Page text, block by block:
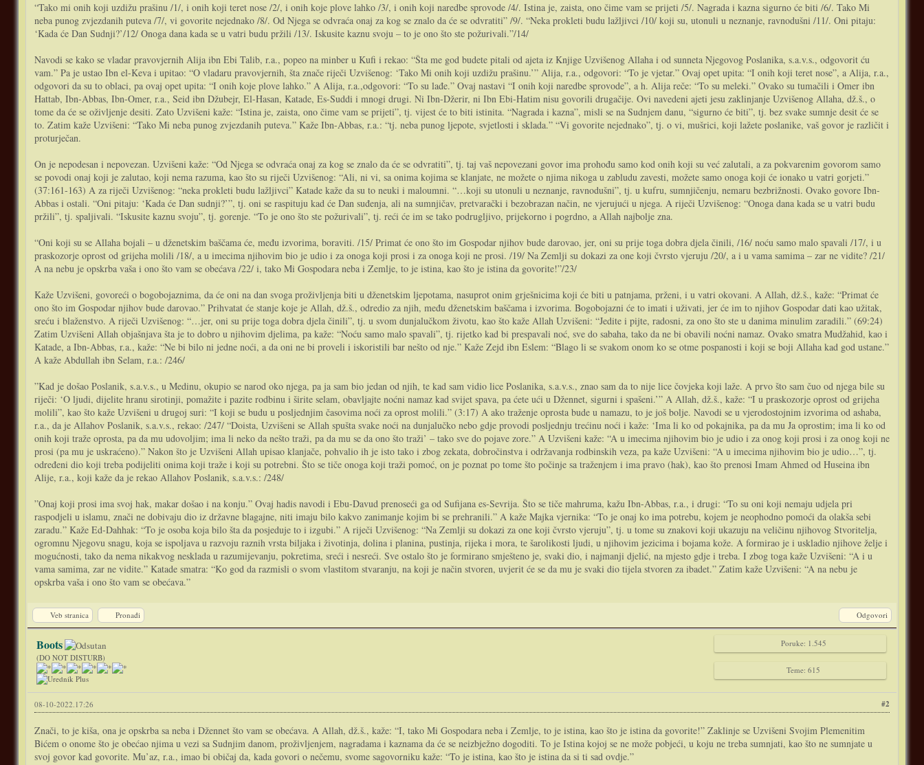
“Tako mi onih koji uzdižu prašinu /1/, i onih koji teret nose /2/, i onih koje plove lahko /3/, i onih koji naredbe sprovode /4/. Istina je, zaista, ono čime vam se prijeti /5/. Nagrada i kazna sigurno će biti /6/. Tako Mi
neba punog zvjezdanih puteva /7/, vi govorite nejednako /8/. Od Njega se odvraća onaj za kog se znalo da će se odvratiti” /9/. “Neka prokleti budu lažljivci /10/ koji su, utonuli u neznanje, ravnodušni /11/. Oni pitaju:
‘Kada će Dan Sudnji?’/12/ Onoga dana kada se u vatri budu pržili /13/. Iskusite kaznu svoju – to je ono što ste požurivali.”/14/
Navodi se kako se vladar pravovjernih Alija ibn Ebi Talib, r.a., popeo na minber u Kufi i rekao: “Šta me god budete pitali od ajeta iz Knjige Uzvišenog Allaha i od sunneta Njegovog Poslanika, s.a.v.s., odgovorit ću
vam.” Pa je ustao Ibn el-Keva i upitao: “O vladaru pravovjernih, šta znače riječi Uzvišenog: ‘Tako Mi onih koji uzdižu prašinu.’” Alija, r.a., odgovori: “To je vjetar.” Ovaj opet upita: “I onih koji teret nose”, a Alija, r.a.,
odgovori da su to oblaci, pa ovaj opet upita: “I onih koje plove lahko.” A Alija, r.a.,odgovori: “To su lađe.” Ovaj nastavi “I onih koji naredbe sprovode”, a h. Alija reče: “To su meleki.” Ovako su tumačili i Omer ibn
Hattab, Ibn-Abbas, Ibn-Omer, r.a., Seid ibn Džubejr, El-Hasan, Katade, Es-Suddi i mnogi drugi. Ni Ibn-Džerir, ni Ibn Ebi-Hatim nisu govorili drugačije. Ovi navedeni ajeti jesu zaklinjanje Uzvišenog Allaha, dž.š., o
tome da će se oživljenje desiti. Zato Uzvišeni kaže: “Istina je, zaista, ono čime vam se prijeti”, tj. vijest će to biti istinita. “Nagrada i kazna”, misli se na Sudnjem danu, “sigurno će biti”, tj. bez svake sumnje desit će se
to. Zatim kaže Uzvišeni: “Tako Mi neba punog zvjezdanih puteva.” Kaže Ibn-Abbas, r.a.: “tj. neba punog ljepote, svjetlosti i sklada.” “Vi govorite nejednako”, tj. o vi, mušrici, koji lažete poslanike, vaš govor je različit i
proturječan.
On je nepodesan i nepovezan. Uzvišeni kaže: “Od Njega se odvraća onaj za kog se znalo da će se odvratiti”, tj. taj vaš nepovezani govor ima prohođu samo kod onih koji su već zalutali, a za pokvarenim govorom samo
se povodi onaj koji je zalutao, koji nema razuma, kao što su riječi Uzvišenog: “Ali, ni vi, sa onima kojima se klanjate, ne možete o njima nikoga u zabludu zavesti, možete samo onoga koji će ionako u vatri gorjeti.”
(37:161-163) A za riječi Uzvišenog: “neka prokleti budu lažljivci” Katade kaže da su to neuki i maloumni. “…koji su utonuli u neznanje, ravnodušni”, tj. u kufru, sumnjičenju, nemaru bezbrižnosti. Ovako govore Ibn-
Abbas i ostali. “Oni pitaju: ‘Kada će Dan sudnji?’”, tj. oni se raspituju kad će Dan suđenja, ali na sumnjičav, pretvarački i bezobrazan način, ne vjerujući u njega. A riječi Uzvišenog: “Onoga dana kada se u vatri budu
pržili”, tj. spaljivali. “Iskusite kaznu svoju”, tj. gorenje. “To je ono što ste požurivali”, tj. reći će im se tako podrugljivo, prijekorno i pogrdno, a Allah najbolje zna.
“Oni koji su se Allaha bojali – u dženetskim baščama će, među izvorima, boraviti. /15/ Primat će ono što im Gospodar njihov bude darovao, jer, oni su prije toga dobra djela činili, /16/ noću samo malo spavali /17/, i u
praskozorje oprost od grijeha molili /18/, a u imecima njihovim bio je udio i za onoga koji prosi i za onoga koji ne prosi. /19/ Na Zemlji su dokazi za one koji čvrsto vjeruju /20/, a i u vama samima – zar ne vidite? /21/
A na nebu je opskrba vaša i ono što vam se obećava /22/ i, tako Mi Gospodara neba i Zemlje, to je istina, kao što je istina da govorite!”/23/
Kaže Uzvišeni, govoreći o bogobojaznima, da će oni na dan svoga proživljenja biti u dženetskim ljepotama, nasuprot onim grješnicima koji će biti u patnjama, prženi, i u vatri okovani. A Allah, dž.š., kaže: “Primat će
ono što im Gospodar njihov bude darovao.” Prihvatat će stanje koje je Allah, dž.š., odredio za njih, među dženetskim baščama i izvorima. Bogobojazni će to imati i uživati, jer će im to njihov Gospodar dati kao užitak,
sreću i blaženstvo. A riječi Uzvišenog: “…jer, oni su prije toga dobra djela činili”, tj. u svom dunjalučkom životu, kao što kaže Allah Uzvišeni: “Jedite i pijte, radosni, za ono što ste u danima minulim zaradili.” (69:24)
Zatim Uzvišeni Allah objašnjava šta je to dobro u njihovim djelima, pa kaže: “Noću samo malo spavali”, tj. rijetko kad bi prespavali noć, sve do sabaha, tako da ne bi obavili noćni namaz. Ovako smatra Mudžahid, kao i
Katade, a Ibn-Abbas, r.a., kaže: “Ne bi bilo ni jedne noći, a da oni ne bi proveli i iskoristili bar nešto od nje.” Kaže Zejd ibn Eslem: “Blago li se svakom onom ko se otme pospanosti i koji se boji Allaha kad god ustane.”
A kaže Abdullah ibn Selam, r.a.: /246/
”Kad je došao Poslanik, s.a.v.s., u Medinu, okupio se narod oko njega, pa ja sam bio jedan od njih, te kad sam vidio lice Poslanika, s.a.v.s., znao sam da to nije lice čovjeka koji laže. A prvo što sam čuo od njega bile su
riječi: ‘O ljudi, dijelite hranu sirotinji, pomažite i pazite rodbinu i širite selam, obavljajte noćni namaz kad svijet spava, pa ćete ući u Džennet, sigurni i spašeni.’” A Allah, dž.š., kaže: “I u praskozorje oprost od grijeha
molili”, kao što kaže Uzvišeni u drugoj suri: “I koji se budu u posljednjim časovima noći za oprost molili.” (3:17) A ako traženje oprosta bude u namazu, to je još bolje. Navodi se u vjerodostojnim izvorima od ashaba,
r.a., da je Allahov Poslanik, s.a.v.s., rekao: /247/ “Doista, Uzvišeni se Allah spušta svake noći na dunjalučko nebo gdje provodi posljednju trećinu noći i kaže: ‘Ima li ko od pokajnika, pa da mu Ja oprostim; ima li ko od
onih koji traže oprosta, pa da mu udovoljim; ima li neko da nešto traži, pa da mu se da ono što traži’ – tako sve do pojave zore.” A Uzvišeni kaže: “A u imecima njihovim bio je udio i za onog koji prosi i za onog koji ne
prosi (pa mu je uskraćeno).” Nakon što je Uzvišeni Allah upisao klanjače, pohvalio ih je isto tako i zbog zekata, dobročinstva i održavanja rodbinskih veza, pa kaže Uzvišeni: “A u imecima njihovim bio je udio…”, tj.
određeni dio koji treba podijeliti onima koji traže i koji su potrebni. Što se tiče onoga koji traži pomoć, on je poznat po tome što počinje sa traženjem i ima pravo (hak), kao što prenosi Imam Ahmed od Huseina ibn
Alije, r.a., koji kaže da je rekao Allahov Poslanik, s.a.v.s.: /248/
”Onaj koji prosi ima svoj hak, makar došao i na konju.” Ovaj hadis navodi i Ebu-Davud prenoseći ga od Sufijana es-Sevrija. Što se tiče mahruma, kažu Ibn-Abbas, r.a., i drugi: “To su oni koji nemaju udjela pri
raspodjeli u islamu, znači ne dobivaju dio iz državne blagajne, niti imaju bilo kakvo zanimanje kojim bi se prehranili.” A kaže Majka vjernika: “To je onaj ko ima potrebu, kojem je neophodno pomoći da olakša sebi
zaradu.” Kaže Ed-Dahhak: “To je osoba koja bilo šta da posjeduje to i izgubi.” A riječi Uzvišenog: “Na Zemlji su dokazi za one koji čvrsto vjeruju”, tj. u tome su znakovi koji ukazuju na veličinu njihovog Stvoritelja,
ogromnu Njegovu snagu, koja se ispoljava u razvoju raznih vrsta biljaka i životinja, dolina i planina, pustinja, rijeka i mora, te šarolikosti ljudi, u njihovim jezicima i bojama kože. A formirao je i uskladio njihove želje i
mogućnosti, tako da nema nikakvog nesklada u razumijevanju, pokretima, sreći i nesreći. Sve ostalo što je formirano smješteno je, svaki dio, i najmanji djelić, na mjesto gdje i treba. I zbog toga kaže Uzvišeni: “A i u
vama samima, zar ne vidite.” Katade smatra: “Ko god da razmisli o svom vlastitom stvaranju, na koji je način stvoren, uvjerit će se da mu je svaki dio tijela stvoren za ibadet.” Zatim kaže Uzvišeni: “A na nebu je
opskrba vaša i ono što vam se obećava.”
Veb stranica Pronađi Odgovori
Boots
(DO NOT DISTURB)
Poruke: 1.545
Teme: 615
#2
08-10-2022.17:26
Znači, to je kiša, ona je opskrba sa neba i Džennet što vam se obećava. A Allah, dž.š., kaže: “I, tako Mi Gospodara neba i Zemlje, to je istina, kao što je istina da govorite!” Zaklinje se Uzvišeni Svojim Plemenitim
Bićem o onome što je obećao njima u vezi sa Sudnjim danom, proživljenjem, nagradama i kaznama da će se neizbježno dogoditi. To je Istina kojoj se ne može pobjeći, u koju ne treba sumnjati, kao što ne sumnjate u
svoj govor kad govorite. Mu’az, r.a., imao bi običaj da, kada govori o nečemu, svome sagovorniku kaže: “To je istina, kao što je istina da si ti sad ovdje.”